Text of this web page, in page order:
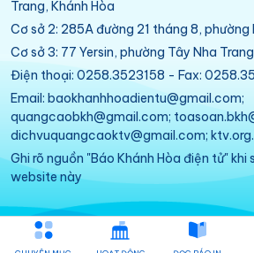
Trang, Khánh Hòa
Cơ sở 2: 285A đường 21 tháng 8, phường
Cơ sở 3: 77 Yersin, phường Tây Nha
Điện thoại: 0258.3523158 - Fax:
Email: baokhanhhoadientu@gmail.com;
quangcaobkh@gmail.com;
dichvuquangcaoktv@gmail.com;
Ghi rõ nguồn "Báo Khánh Hòa điện tử"
website này